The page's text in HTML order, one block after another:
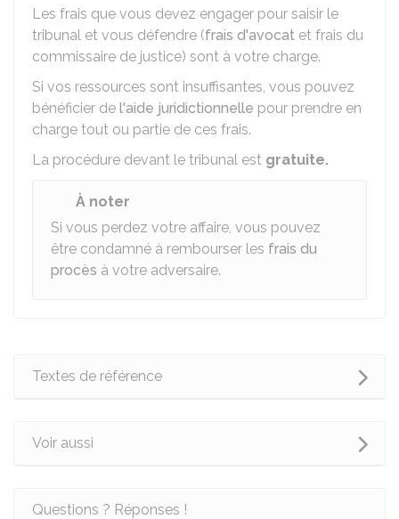
Les frais que vous devez engager pour saisir le
tribunal et vous défendre (frais d'avocat et frais du
commissaire de justice) sont à votre charge.
Si vos ressources sont insuffisantes, vous pouvez
bénéficier de l'aide juridictionnelle pour prendre en
charge tout ou partie de ces frais.
La procédure devant le tribunal est gratuite.
À noter
Si vous perdez votre affaire, vous pouvez
être condamné à rembourser les frais du
procès à votre adversaire.
Textes de référence
Voir aussi
Questions ? Réponses !